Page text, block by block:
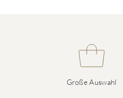
Große Auswahl